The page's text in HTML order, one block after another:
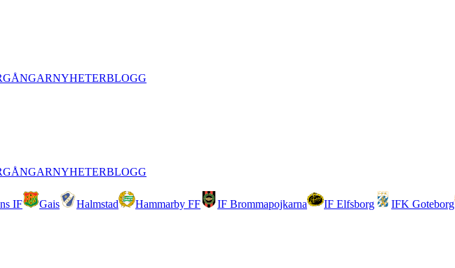
NYHETERBLOGG
NYHETERBLOGG
IF Gais Halmstad Hammarby FF IF Brommapojkarna IF Elfsborg IFK Goteborg